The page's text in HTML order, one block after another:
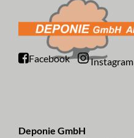
Facebook Instagram
Deponie GmbH